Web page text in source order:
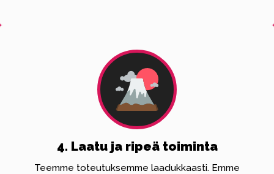
4. Laatu ja ripeä toiminta
Teemme toteutuksemme laadukkaasti. Emme